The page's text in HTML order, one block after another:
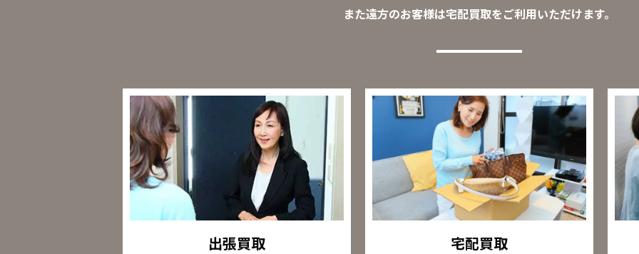
また遠方のお客様は宅配買取をご利用いただけます。
出張買取 宅配買取